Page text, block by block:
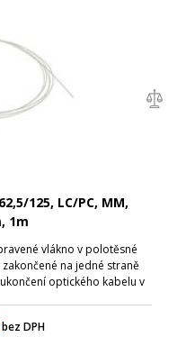
125, LC/PC, MM,
1m
vlákno v polotěsné
na jedné straně
optického kabelu v
bez DPH